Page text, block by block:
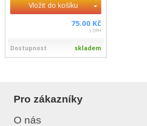
Vložit do košíku
75.00 Kč
s DPH
Dostupnost skladem
Pro zákazníky
O nás